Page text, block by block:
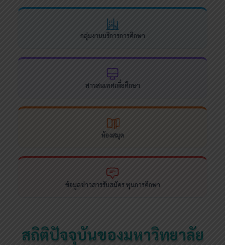
กลุ่มงานบริการการศึกษา
สารสนเทศเพื่อศึกษา
ห้องสมุด
ข้อมูลข่าวสารรับสมัคร ทุนการศึกษา
สถิติปัจจุบันของมหาวิทยาลัย